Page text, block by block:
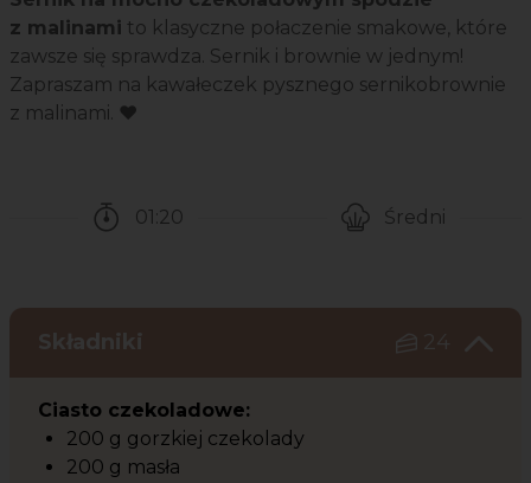
z malinami to klasyczne połaczenie smakowe, które
zawsze się sprawdza. Sernik i brownie w jednym!
Zapraszam na kawałeczek pysznego sernikobrownie
z malinami. ❤️
01:20
Średni
Składniki 24
Ciasto czekoladowe:
200 g gorzkiej czekolady
200 g masła